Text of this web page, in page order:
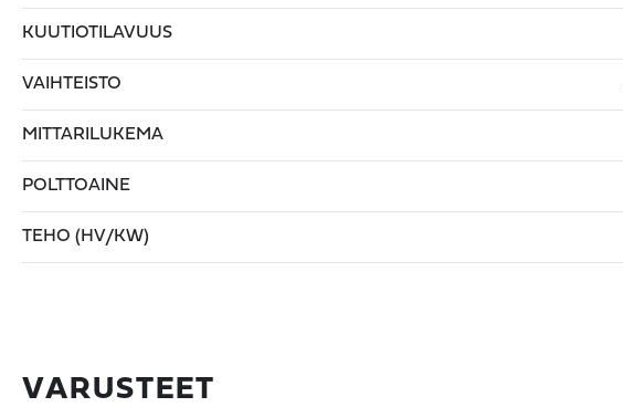
KUUTIOTILAVUUS
VAIHTEISTO
MITTARILUKEMA
POLTTOAINE
TEHO (HV/KW)
VARUSTEET